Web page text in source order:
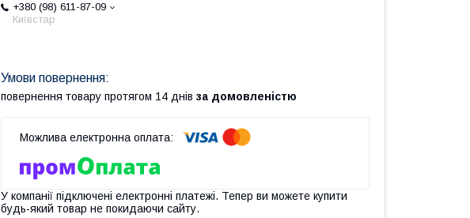
+380 (98) 611-87-09
Київстар
повернення товару протягом 14 днів за домовленістю
У компанії підключені електронні платежі. Тепер ви можете купити
будь-який товар не покидаючи сайту.